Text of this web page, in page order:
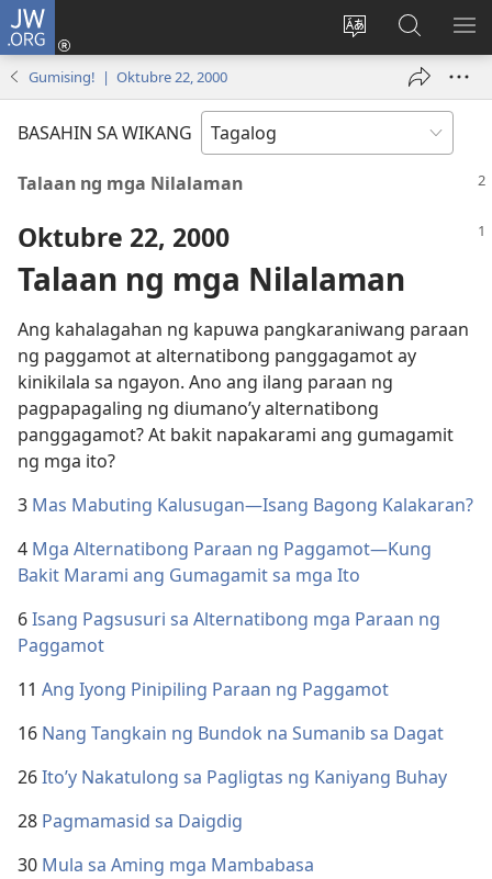
JW.ORG
Baguhin
ng
Mag-
log
bubukas
sa
JW.ORG
Gumising! | Oktubre 22, 2000
BASAHIN SA WIKANG
Talaan ng mga Nilalaman
Oktubre 22, 2000
Talaan ng mga Nilalaman
Ang kahalagahan ng kapuwa pangkaraniwang paraan
ng paggamot at alternatibong panggagamot ay
kinikilala sa ngayon. Ano ang ilang paraan ng
pagpapagaling ng diumano’y alternatibong
panggagamot? At bakit napakarami ang gumagamit
ng mga ito?
3 Mas Mabuting Kalusugan​—Isang Bagong Kalakaran?
4 Mga Alternatibong Paraan ng Paggamot​—Kung
Bakit Marami ang Gumagamit sa mga Ito
6Isang Pagsusuri sa Alternatibong mga Paraan ng
Paggamot
11 Ang Iyong Pinipiling Paraan ng Paggamot
16 Nang Tangkain ng Bundok na Sumanib sa Dagat
26Ito’y Nakatulong sa Pagligtas ng Kaniyang Buhay
28 Pagmamasid sa Daigdig
30 Mula sa Aming mga Mambabasa